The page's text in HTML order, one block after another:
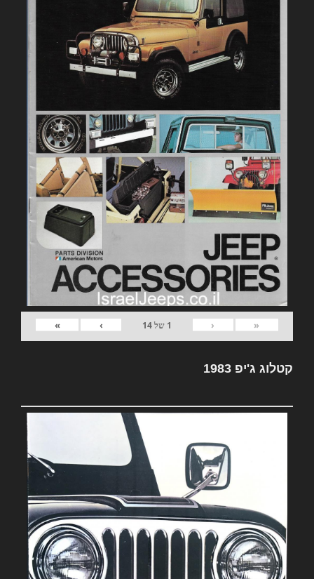
«
‹
1 של14
›
»
קטלוג ג'יפ 1983